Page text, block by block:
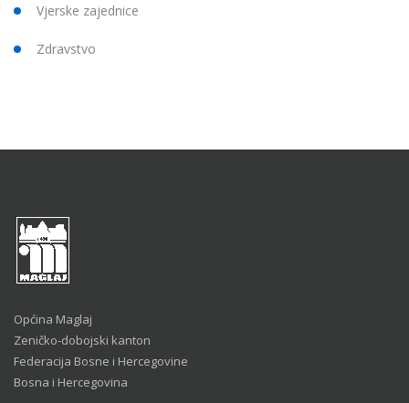
Vjerske zajednice
Zdravstvo
Općina Maglaj
Zeničko-dobojski kanton
Federacija Bosne i Hercegovine
Bosna i Hercegovina